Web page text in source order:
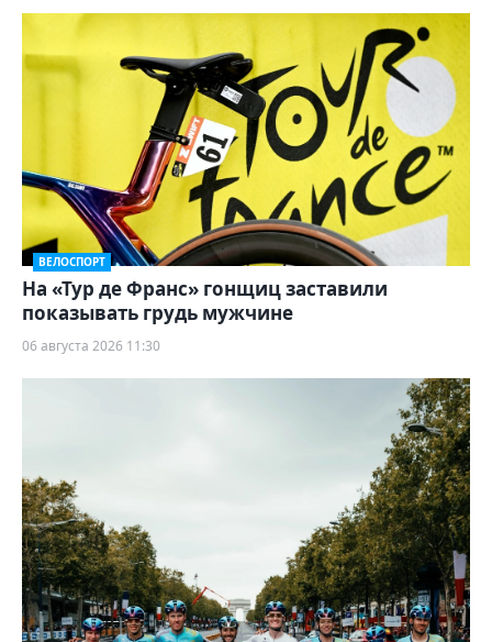
ВЕЛОСПОРТ
На «Тур де Франс» гонщиц заставили
показывать грудь мужчине
06 августа 2026 11:30